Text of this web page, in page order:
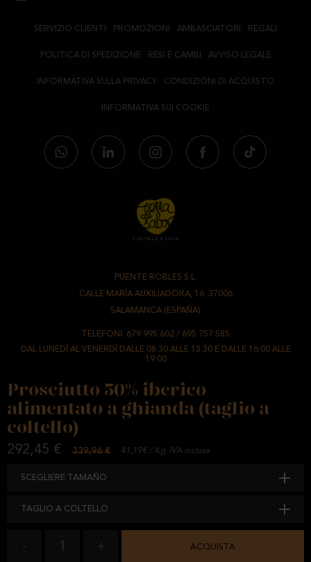
Prosciutto 50% iberico
alimentato a ghianda (taglio a
coltello)
292,45 € 339,96 € 41,19€ / Kg. IVA inclusa
SCEGLIERE TAMAÑO
TAGLIO A COLTELLO
1
- + ACQUISTA
SERVIZIO CLIENTI PROMOZIONI AMBASCIATORI REGALI
POLITICA DI SPEDIZIONE RESI E CAMBI AVVISO LEGALE
INFORMATIVA SULLA PRIVACY CONDIZIONI DI ACQUISTO
INFORMATIVA SUI COOKIE
PUENTE ROBLES S.L.
CALLE MARÍA AUXILIADORA, 16. 37006
SALAMANCA (ESPAÑA)
TELEFONI. 679 995 602 / 695 757 585
DAL LUNEDÌ AL VENERDÌ DALLE 08:30 ALLE 13:30 E DALLE 16:00 ALLE
19:00